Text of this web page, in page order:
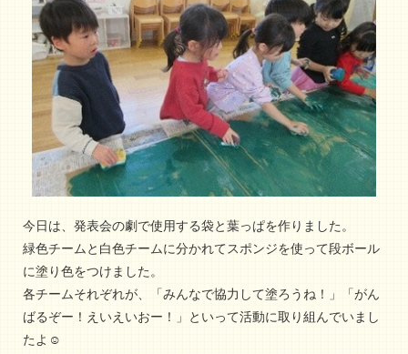
今日は、発表会の劇で使用する袋と葉っぱを作りました。
緑色チームと白色チームに分かれてスポンジを使って段ボール
に塗り色をつけました。
各チームそれぞれが、「みんなで協力して塗ろうね！」「がん
ばるぞー！えいえいおー！」といって活動に取り組んでいまし
たよ☺